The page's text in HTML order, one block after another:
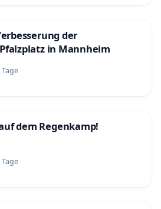
der
in Mannheim
dem Regenkamp!